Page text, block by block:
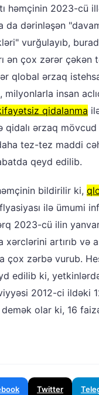
həmçinin 2023-cü
da dərinləşən
vurğulayıb,
ən çox zərər çəkən
qlobal ərzaq
milyonlarla insan
qidalanma
qidalı ərzaq
tez-tez maddi
qeyd edilib.
bildirilir ki,
ilə ümumi
2023-cü ilin
xərclərini artırıb və
çox zərbə vurub.
edilib ki,
2012-ci ildəki
olar ki, 16
Twitter